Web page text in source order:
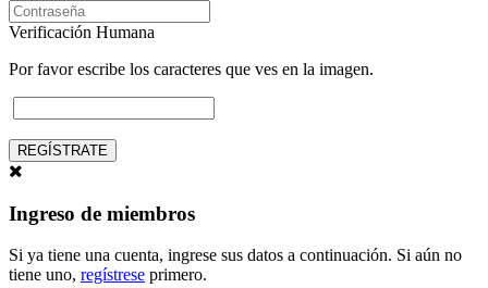
Verificación Humana
Por favor escribe los caracteres que ves en la imagen.
REGÍSTRATE
Ingreso de miembros
Si ya tiene una cuenta, ingrese sus datos a continuación. Si aún no
tiene uno, regístrese primero.